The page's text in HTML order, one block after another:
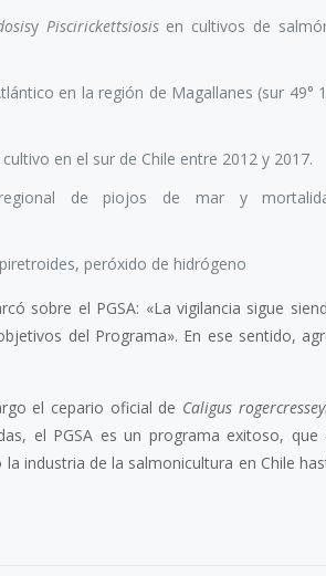
y Piscirickettsiosisen cultivos de
en la región de Magallanes (sur 49°
en el sur de Chile entre 2012 y 2017.
de piojos de mar y
peróxido de hidrógeno
sobre el PGSA: «La vigilancia sigue
del Programa». En ese sentido,
el cepario oficial de Caligus
el PGSA es un programa exitoso, que
industria de la salmonicultura en Chile